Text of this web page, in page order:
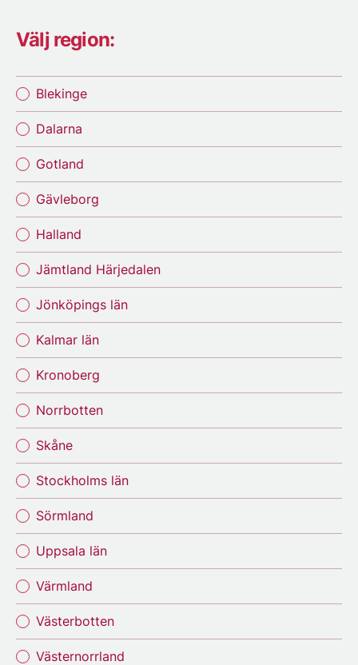
Välj region:
Blekinge
Dalarna
Gotland
Gävleborg
Halland
Jämtland Härjedalen
Jönköpings län
Kalmar län
Kronoberg
Norrbotten
Skåne
Stockholms län
Sörmland
Uppsala län
Värmland
Västerbotten
Västernorrland